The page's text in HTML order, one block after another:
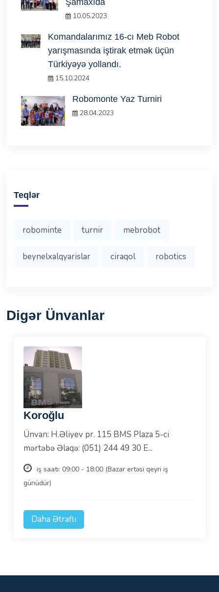
Şamaxıda
10.05.2023
Komandalarımız 16-cı Meb Robot
yarışmasında iştirak etmək üçün
Türkiyəyə yollandı.
15.10.2024
Robomonte Yaz Turniri
28.04.2023
Teqlər
robominte turnir mebrobot
beynelxalqyarislar ciraqol robotics
Digər Ünvanlar
Koroğlu
Ünvan: H.Əliyev pr. 115 BMS Plaza 5-ci
mərtəbə Əlaqə: (051) 244 49 30 E...
iş saatı: 09:00 - 18:00 (Bazar ertəsi qeyri iş
günüdür)
Daha Ətraflı